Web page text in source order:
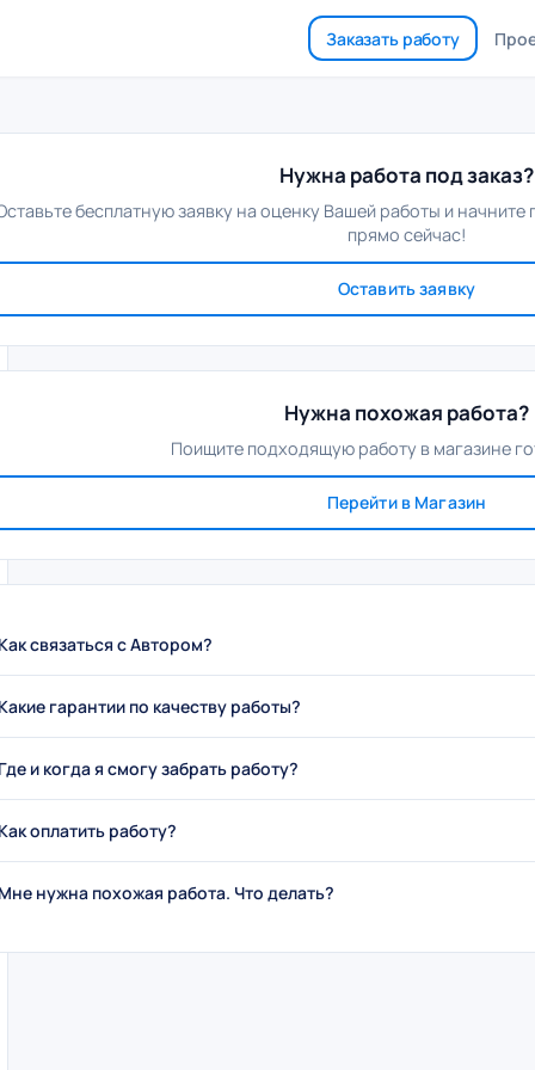
Заказать работу
Нужна работа под заказ?
бесплатную заявку на оценку Вашей работы и
прямо сейчас!
Оставить заявку
Нужна похожая работа?
Поищите подходящую работу в магазине
Перейти в Магазин
связаться с Автором?
гарантии по качеству работы?
и когда я смогу забрать работу?
оплатить работу?
нужна похожая работа. Что делать?